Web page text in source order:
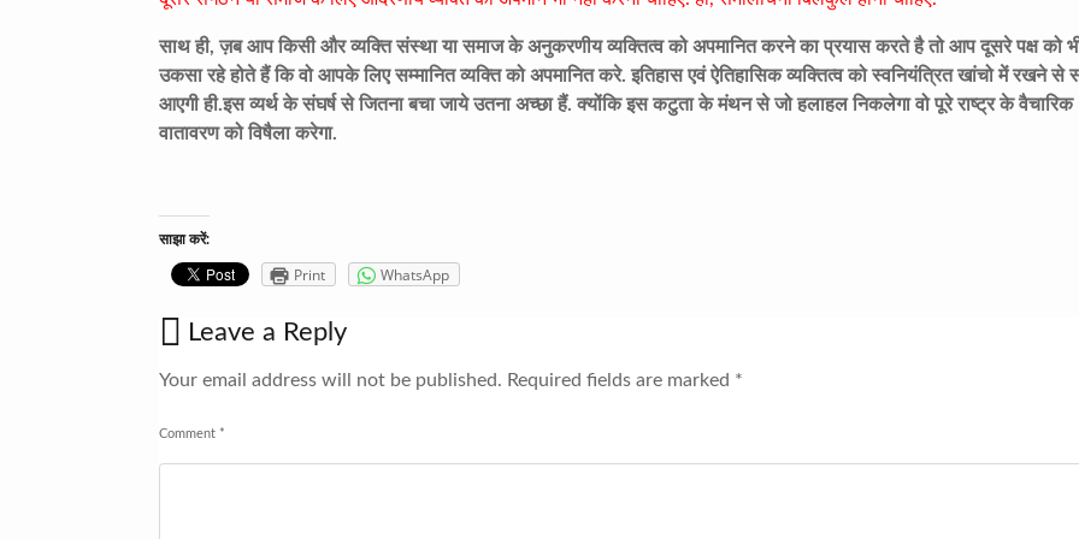
साथ ही, ज़ब आप किसी और व्यक्ति संस्था या समाज के अनुकरणीय व्यक्तित्व को अपमानित करने का प्रयास करते है तो आप दूसरे पक्ष को
उकसा रहे होते हैं कि वो आपके लिए सम्मानित व्यक्ति को अपमानित करे. इतिहास एवं ऐतिहासिक व्यक्तित्व को स्वनियंत्रित खांचो में रखने से
आएगी ही.इस व्यर्थ के संघर्ष से जितना बचा जाये उतना अच्छा हैं. क्योंकि इस कटुता के मंथन से जो हलाहल निकलेगा वो पूरे राष्ट्र के वैचारिक
वातावरण को विषैला करेगा.
साझा करें:
Print WhatsApp
Leave a Reply
Your email address will not be published. Required fields are marked *
Comment *